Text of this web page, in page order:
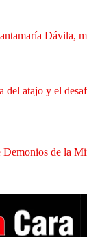
Dávila,
del atajo y el
Demonios de la